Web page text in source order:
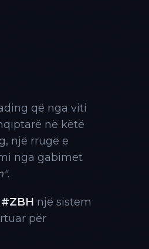
që nga viti
në këtë
një rrugë e
nga gabimet
.
#ZBH një sistem
për